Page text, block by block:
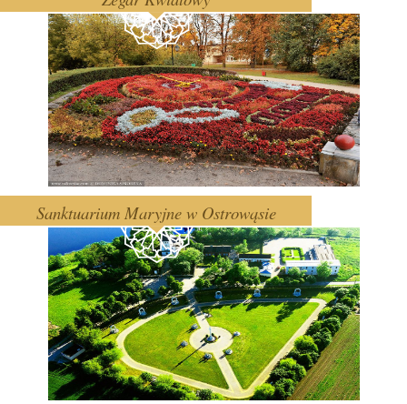
Sanktuarium Maryjne w Ostrowąsie